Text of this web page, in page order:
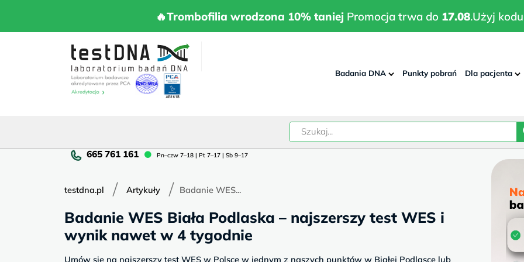
🔥Trombofilia wrodzona 10% taniej Promocja trwa do 17.08.Użyj
🔥Trombofilia wrodzona 10% taniej Promocja trwa do 17.08.Użyj kodu:
Pn–czw 7–18 | Pt 7–17 | Sb 9–17Pn–
Pt
7–
17
Badania DNA Punkty pobrań Dla pacjenta
testdna.pl / Artykuły / Badanie WES...
Badanie WES Biała Podlaska – najszerszy test WES i
wynik nawet w 4 tygodnie
Umów się na najszerszy test WES w Polsce w jednym z naszych punktów w Białej Podlasce lub